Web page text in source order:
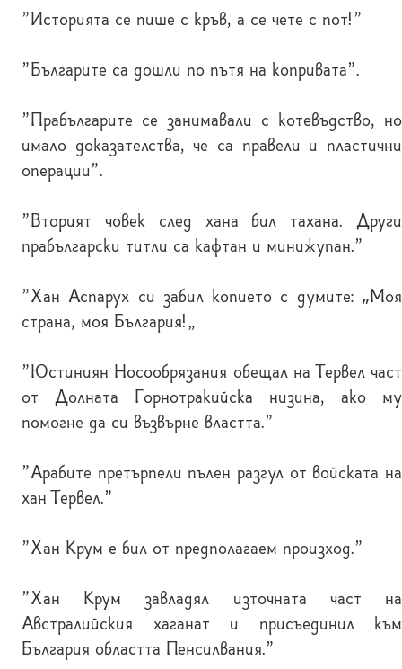
"Историята се пише с кръв, а се чете с пот!"
"Българите са дошли по пътя на копривата".
"Прабългарите се занимавали с котевъдство, но
имало доказателства, че са правели и пластични
операции".
"Вторият човек след хана бил тахана. Други
прабългарски титли са кафтан и минижупан."
"Хан Аспарух си забил копието с думите: „Моя
страна, моя България!“
"Юстиниян Носообрязания обещал на Тервел част
от Долната Горнотракийска низина, ако му
помогне да си възвърне властта."
"Арабите претърпели пълен разгул от войската на
хан Тервел."
"Хан Крум е бил от предполагаем произход."
"Хан Крум завладял източната част на
Австралийския хаганат и присъединил към
България областта Пенсилвания."